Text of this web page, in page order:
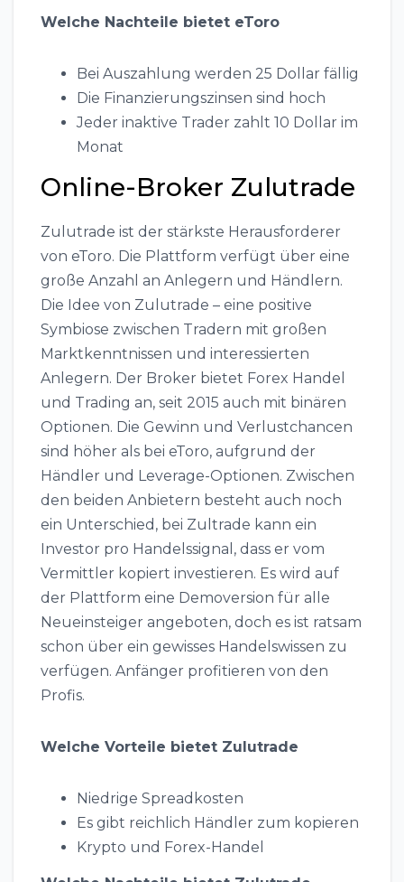
Welche Nachteile bietet eToro
Bei Auszahlung werden 25 Dollar fällig
Die Finanzierungszinsen sind hoch
Jeder inaktive Trader zahlt 10 Dollar im
Monat
Online-Broker Zulutrade
Zulutrade ist der stärkste Herausforderer
von eToro. Die Plattform verfügt über eine
große Anzahl an Anlegern und Händlern.
Die Idee von Zulutrade – eine positive
Symbiose zwischen Tradern mit großen
Marktkenntnissen und interessierten
Anlegern. Der Broker bietet Forex Handel
und Trading an, seit 2015 auch mit binären
Optionen. Die Gewinn und Verlustchancen
sind höher als bei eToro, aufgrund der
Händler und Leverage-Optionen. Zwischen
den beiden Anbietern besteht auch noch
ein Unterschied, bei Zultrade kann ein
Investor pro Handelssignal, dass er vom
Vermittler kopiert investieren. Es wird auf
der Plattform eine Demoversion für alle
Neueinsteiger angeboten, doch es ist ratsam
schon über ein gewisses Handelswissen zu
verfügen. Anfänger profitieren von den
Profis.
Welche Vorteile bietet Zulutrade
Niedrige Spreadkosten
Es gibt reichlich Händler zum kopieren
Krypto und Forex-Handel